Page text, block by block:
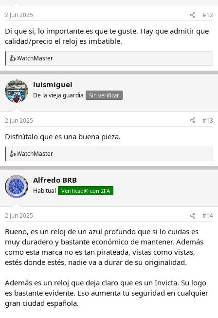
e
:
2 Jun 2025 #12
Di que si, lo importante es que te guste. Hay que admitir que
calidad/precio el reloj es imbatible.
R
e
c
c
i
e
:
WatchMaster
luismiguel
De la vieja guardia Sin verificar
2 Jun 2025 #13
Disfrútalo que es una buena pieza.
R
e
a
c
c
i
e
:
WatchMaster
Alfredo BRB
Habitual Verificad@ con 2FA
2 Jun 2025 #14
Bueno, es un reloj de un azul profundo que si lo cuidas es
muy duradero y bastante económico de mantener. Además
como esta marca no es tan pirateada, vistas como vistas,
estés donde estés, nadie va a durar de su originalidad.
Además es un reloj que deja claro que es un Invicta. Su logo
es bastante evidente. Eso aumenta tu seguridad en cualquier
gran ciudad española.